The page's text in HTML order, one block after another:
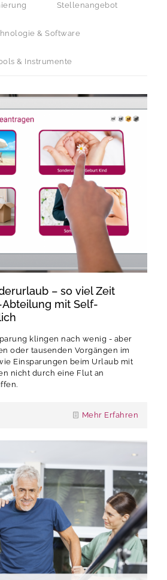
Stellenangebot
& Software
& Instrumente
– so viel Zeit
mit Self-
klingen nach wenig - aber
oder tausenden Vorgängen im
Einsparungen beim Urlaub mit
nicht durch eine Flut an
Mehr Erfahren